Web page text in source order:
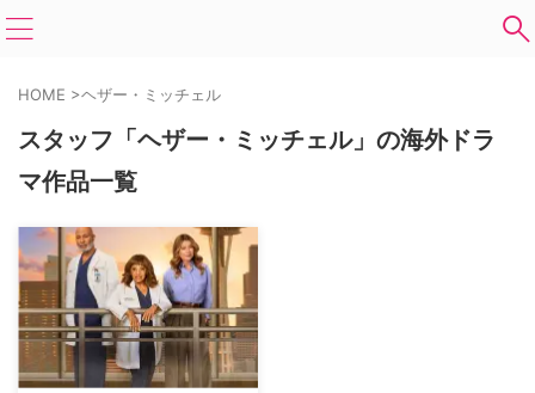
HOME >ヘザー・ミッチェル
スタッフ「ヘザー・ミッチェル」の海外ドラ
マ作品一覧